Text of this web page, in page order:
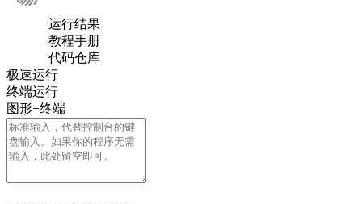
运行结果
教程手册
代码仓库
极速运行
终端运行
图形+终端